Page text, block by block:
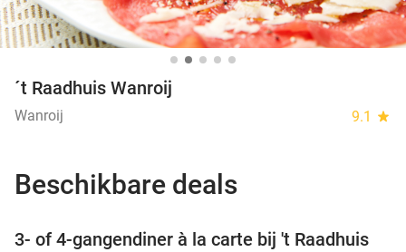
´t Raadhuis Wanroij
Wanroij 9.1 star
Beschikbare deals
3- of 4-gangendiner à la carte bij 't Raadhuis